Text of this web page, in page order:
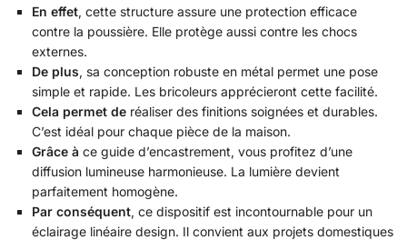
En effet, cette structure assure une protection efficace
contre la poussière. Elle protège aussi contre les chocs
externes.
De plus, sa conception robuste en métal permet une pose
simple et rapide. Les bricoleurs apprécieront cette facilité.
Cela permet de réaliser des finitions soignées et durables.
C’est idéal pour chaque pièce de la maison.
Grâce à ce guide d’encastrement, vous profitez d’une
diffusion lumineuse harmonieuse. La lumière devient
parfaitement homogène.
Par conséquent, ce dispositif est incontournable pour un
éclairage linéaire design. Il convient aux projets domestiques